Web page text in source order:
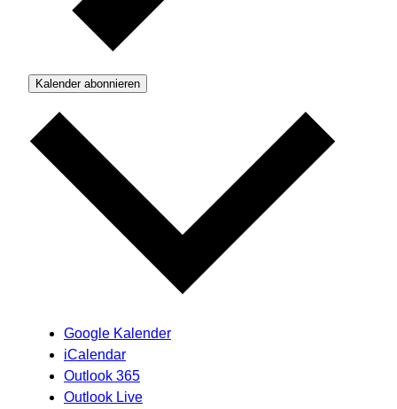
Kalender abonnieren
Google Kalender
iCalendar
Outlook 365
Outlook Live